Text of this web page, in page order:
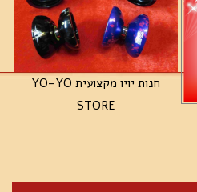
חנות יויו מקצועית YO-YO
STORE